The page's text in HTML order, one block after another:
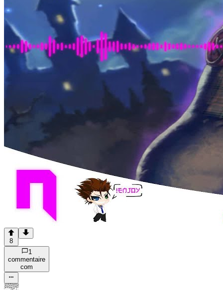
8
1
commentaire
com